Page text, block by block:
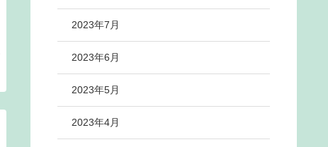
2023年7月
2023年6月
2023年5月
2023年4月